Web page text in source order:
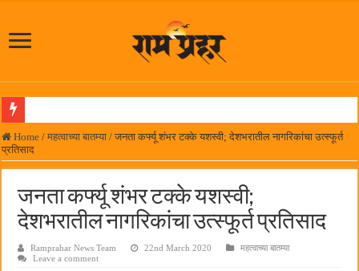
लोकनेते रामशेठ ठाकूर समाजसेवेतील हिरा -आमदार रविशेठ पाटील
समाजप्रिय नेतृत्व आमदार प्रशांत ठाकूर यांच्या वाढदिवसानिमित्त राज्यभरातून शुभेच्छांचा वर्षाव
पनवेलमध्ये ८ ऑगस्टला महारोजगार मेळावा
सर्वात मोठ्या दिवाळी अंक स्पर्धेचा निकाल जाहीर
जनार्दन भगत शिक्षण प्रसारक संस्थेच्या मुख्य प्रशासकीय कार्यालयासह भव्य मूट कोर्टचे बुधवारी
पालेखुर्द येथील जि.प. शाळेच्या नूतन इमारतीचे लोकनेते रामशेठ ठाकूर यांच्या उद्घाटन
Home / महत्वाच्या बातम्या / जनता कर्फ्यू शंभर टक्के यशस्वी; देशभरातील नागरिकांचा उत्स्फूर्त
प्रतिसाद
जनता कर्फ्यू शंभर टक्के यशस्वी;
देशभरातील नागरिकांचा उत्स्फूर्त प्रतिसाद
Ramprahar News Team 22nd March 2020
महत्वाच्या बातम्या
Leave a comment